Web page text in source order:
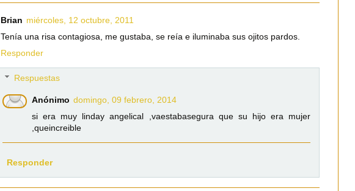
Brian miércoles, 12 octubre, 2011
Tenía una risa contagiosa, me gustaba, se reía e iluminaba sus ojitos pardos.
Responder
Respuestas
Anónimo domingo, 09 febrero, 2014
si era muy linday angelical ,vaestabasegura que su hijo era mujer
,queincreible
Responder